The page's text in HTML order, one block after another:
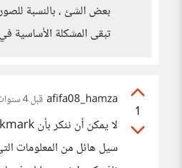
تبقى المشكلة
1
afifa08_hamza قبل 4 سنوات